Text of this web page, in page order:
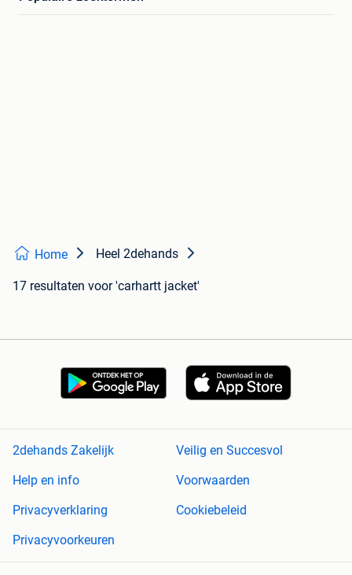
Home Heel 2dehands
17 resultaten voor 'carhartt jacket'
2dehands Zakelijk
Veilig en Succesvol
Help en info
Voorwaarden
Privacyverklaring
Cookiebeleid
Privacyvoorkeuren